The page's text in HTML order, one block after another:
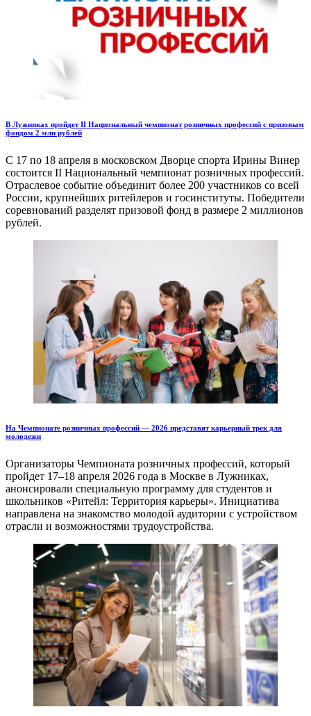
В Лужниках пройдет II Национальный чемпионат розничных профессий с призовым
фондом 2 млн рублей
С 17 по 18 апреля в московском Дворце спорта Ирины Винер
состоится II Национальный чемпионат розничных профессий.
Отраслевое событие объединит более 200 участников со всей
России, крупнейших ритейлеров и госинституты. Победители
соревнований разделят призовой фонд в размере 2 миллионов
рублей.
На Чемпионате розничных профессий — 2026 представят карьерный трек для
молодежи
Организаторы Чемпионата розничных профессий, который
пройдет 17–18 апреля 2026 года в Москве в Лужниках,
анонсировали специальную программу для студентов и
школьников «Ритейл: Территория карьеры». Инициатива
направлена на знакомство молодой аудитории с устройством
отрасли и возможностями трудоустройства.